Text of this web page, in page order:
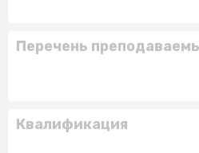
Перечень
Квалификация